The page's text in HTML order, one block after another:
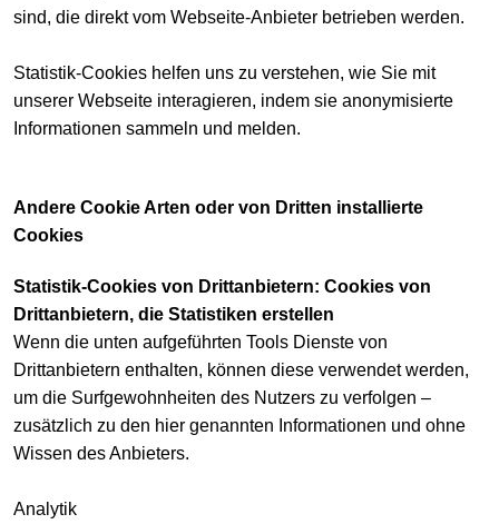
sind, die direkt vom Webseite-Anbieter betrieben werden.
Statistik-Cookies helfen uns zu verstehen, wie Sie mit
unserer Webseite interagieren, indem sie anonymisierte
Informationen sammeln und melden.
Andere Cookie Arten oder von Dritten installierte
Cookies
Statistik-Cookies von Drittanbietern: Cookies von
Drittanbietern, die Statistiken erstellen
Wenn die unten aufgeführten Tools Dienste von
Drittanbietern enthalten, können diese verwendet werden,
um die Surfgewohnheiten des Nutzers zu verfolgen –
zusätzlich zu den hier genannten Informationen und ohne
Wissen des Anbieters.
Analytik